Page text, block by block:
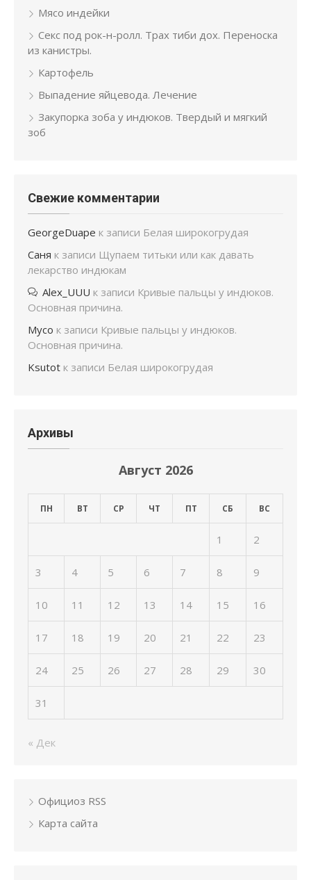
Мясо индейки
Секс под рок-н-ролл. Трах тиби дох. Переноска
из канистры.
Картофель
Выпадение яйцевода. Лечение
Закупорка зоба у индюков. Твердый и мягкий
зоб
Свежие комментарии
GeorgeDuape к записи Белая широкогрудая
Саня к записи Щупаем титьки или как давать
лекарство индюкам
Alex_UUU к записи Кривые пальцы у индюков.
Основная причина.
Мусо к записи Кривые пальцы у индюков.
Основная причина.
Ksutot к записи Белая широкогрудая
Архивы
Август 2026
ПН ВТ СР ЧТ ПТ СБ ВС
1 2
3 4 5 6 7 8 9
10 11 12 13 14 15 16
17 18 19 20 21 22 23
24 25 26 27 28 29 30
31
« Дек
Официоз RSS
Карта сайта